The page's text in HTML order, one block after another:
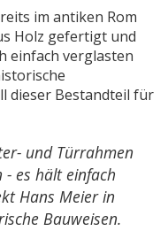
im antiken Rom
Holz gefertigt und
einfach verglasten
dieser Bestandteil für
und Türrahmen
- es hält einfach
Hans Meier in
Bauweisen.